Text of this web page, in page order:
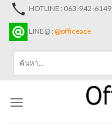
Skip
content
HOTLINE : 063-942-6149
LINE@ : @officeace